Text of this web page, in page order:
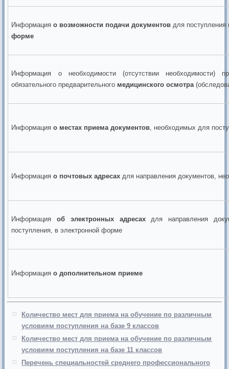
Информацияо возможности подачи документов для
форме
Информация о необходимости (отсутствии необходимости)
обязательного предварительного медицинского осмотра
Информация о местах приема документов, необходимых для
Информацияо почтовых адресах для направления документов,
Информацияоб электронных адресахдля направления
поступления, в электронной форме
Информацияо дополнительном приеме
Количество мест для приема на обучение по различным
условиям поступления на базе 9 классов
Количество мест для приема на обучение по различным
условиям поступления на базе 11 классов
Перечень специальностей среднего профессионального